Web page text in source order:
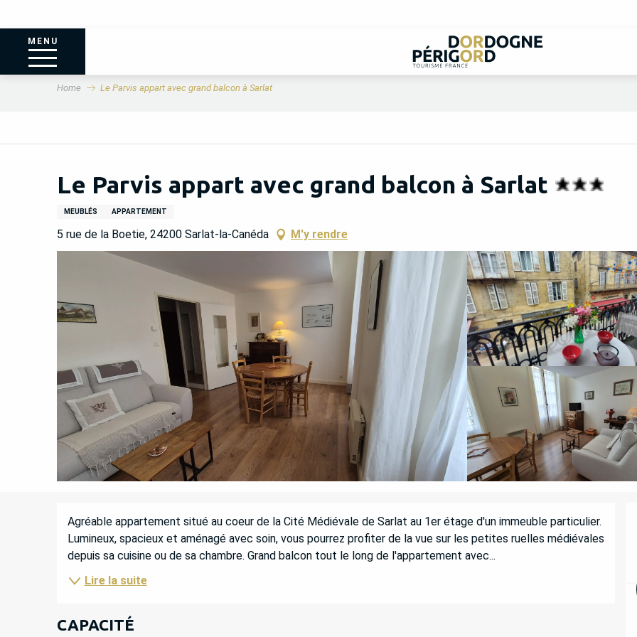
MENU
Home Le Parvis appart avec grand balcon à Sarlat
Le Parvis appart avec grand balcon à Sarlat
MEUBLÉS APPARTEMENT
5 rue de la Boetie, 24200 Sarlat-la-Canéda M'y rendre
DESCRIPTION
Agréable appartement situé au coeur de la Cité Médiévale de Sarlat au 1er étage d'un immeuble particulier.
Lumineux, spacieux et aménagé avec soin, vous pourrez profiter de la vue sur les petites ruelles médiévales
depuis sa cuisine ou de sa chambre. Grand balcon tout le long de l'appartement avec...
Lire la suite
CAPACITÉ